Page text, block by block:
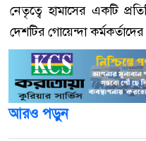
নেতৃত্বে হামাসের একটি
দেশটির গোয়েন্দা
আরও পড়ুন